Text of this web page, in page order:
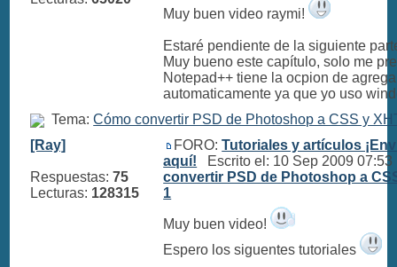
Muy buen video raymi!
Estaré pendiente de la siguiente
Muy bueno este capítulo, solo me
Notepad++ tiene la ocpion de
automaticamente ya que yo uso
Tema:Cómo convertir PSD de Photoshop a CSS y
[Ray]
Respuestas:75
Lecturas: 128315
FORO:Tutoriales y artículos
aquí! Escrito el: 10 Sep 2009
convertir PSD de Photoshop a
1
Muy buen video!
Espero los siguentes tutoriales